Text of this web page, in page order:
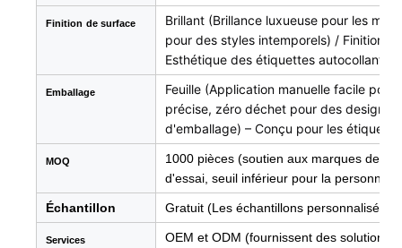
Finition de surface
Brillant (Brillance luxueuse pour les
pour des styles intemporels) / Finitions
Esthétique des étiquettes autocollantes
Emballage
Feuille (Application manuelle facile
précise, zéro déchet pour des designs
d'emballage) – Conçu pour les
MOQ
1000 pièces (soutien aux marques de
d'essai, seuil inférieur pour la
Échantillon Gratuit (Les échantillons personnalisés
Services
OEM et ODM (fournissent des solutions